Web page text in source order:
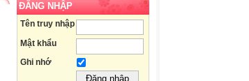
ĐĂNG NHẬP
Tên truy nhập
Mật khẩu
Ghi nhớ